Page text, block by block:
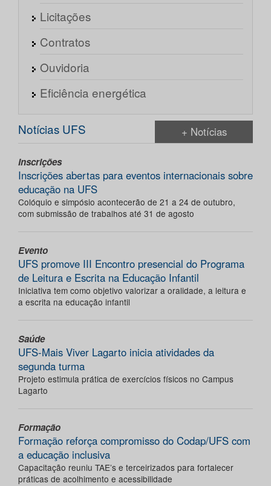
Licitações
Contratos
Ouvidoria
Eficiência energética
Notícias UFS + Notícias
Inscrições
Inscrições abertas para eventos internacionais sobre
educação na UFS
Colóquio e simpósio acontecerão de 21 a 24 de outubro,
com submissão de trabalhos até 31 de agosto
Evento
UFS promove III Encontro presencial do Programa
de Leitura e Escrita na Educação Infantil
Iniciativa tem como objetivo valorizar a oralidade, a leitura e
a escrita na educação infantil
Saúde
UFS-Mais Viver Lagarto inicia atividades da
segunda turma
Projeto estimula prática de exercícios físicos no Campus
Lagarto
Formação
Formação reforça compromisso do Codap/UFS com
a educação inclusiva
Capacitação reuniu TAE’s e terceirizados para fortalecer
práticas de acolhimento e acessibilidade